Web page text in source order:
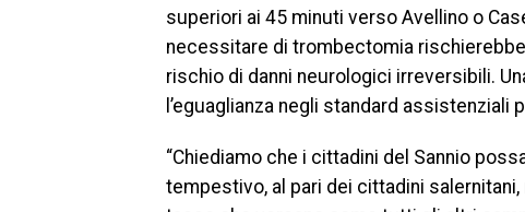
superiori ai 45 minuti verso Avellino o
necessitare di trombectomia
rischio di danni neurologici irreversibili.
l’eguaglianza negli standard assistenziali
“Chiediamo che i cittadini del Sannio
tempestivo, al pari dei cittadini